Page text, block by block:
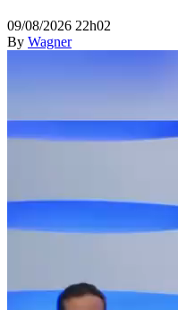
09/08/2026 22h02
By Wagner